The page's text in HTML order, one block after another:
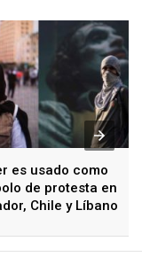
es usado como
de protesta en
Chile y Líbano